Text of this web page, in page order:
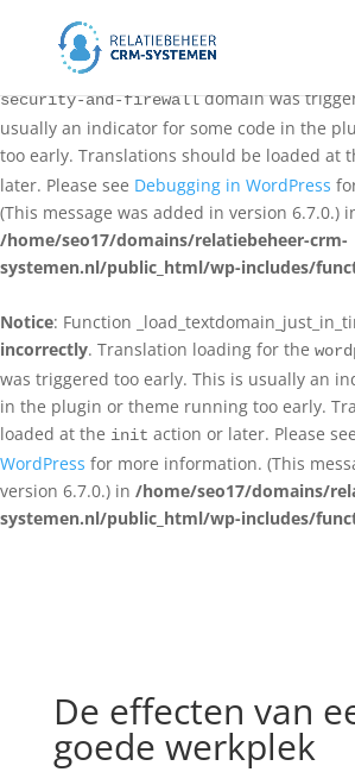
: Function
incorrectly. Translation loading for the
security-and-firewalldomain was
usually an indicator for some code in the
too early. Translations should be loaded at
later. Please see Debugging in WordPress
(This message was added in version 6.7.0.)
/home/seo17/domains/relatiebeheer-crm-
systemen.nl/public_html/wp-includes/
Notice: Function
incorrectly. Translation loading for the
was triggered too early. This is usually an
in the plugin or theme running too early.
loaded at the init action or later. Please see
WordPress for more information. (This
version 6.7.0.) in /home/seo17/domains/
systemen.nl/public_html/wp-includes/
De effecten van
goede werkplek